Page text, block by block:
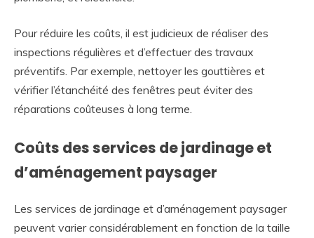
Pour réduire les coûts, il est judicieux de réaliser des
inspections régulières et d’effectuer des travaux
préventifs. Par exemple, nettoyer les gouttières et
vérifier l’étanchéité des fenêtres peut éviter des
réparations coûteuses à long terme.
Coûts des services de jardinage et
d’aménagement paysager
Les services de jardinage et d’aménagement paysager
peuvent varier considérablement en fonction de la taille